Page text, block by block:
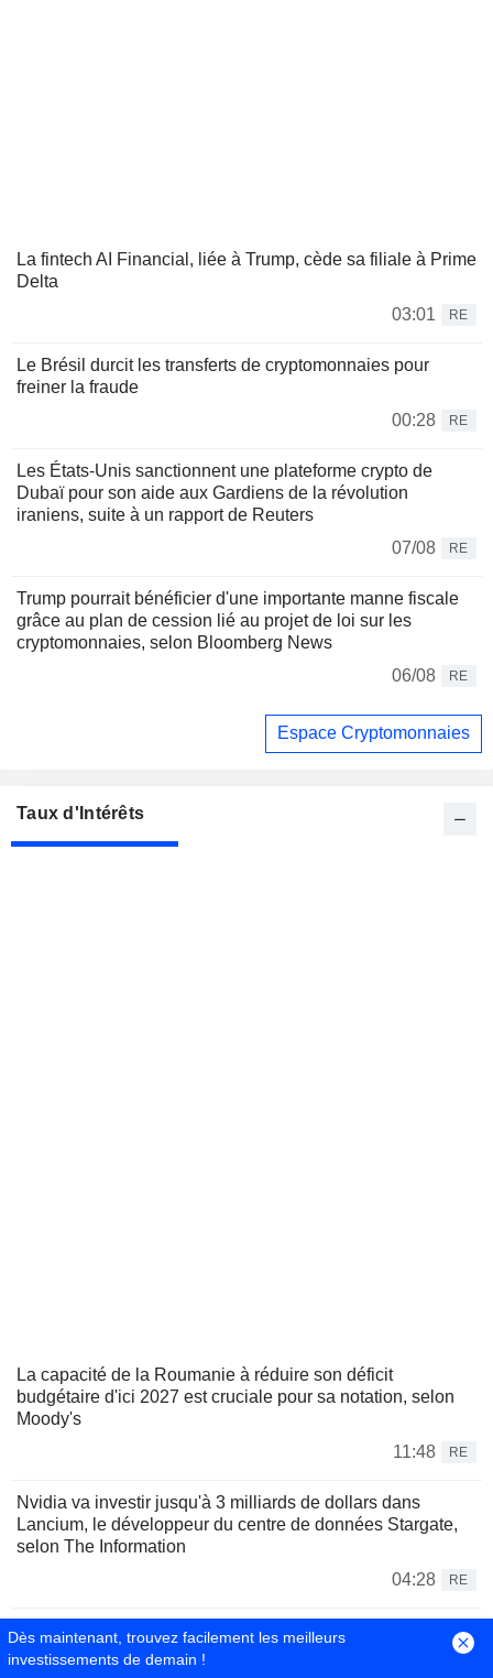
La fintech AI Financial, liée à Trump, cède sa filiale à Prime
Delta
03:01
RE
Le Brésil durcit les transferts de cryptomonnaies pour
freiner la fraude
00:28
RE
Les États-Unis sanctionnent une plateforme crypto de
Dubaï pour son aide aux Gardiens de la révolution
iraniens, suite à un rapport de Reuters
07/08
RE
Trump pourrait bénéficier d'une importante manne fiscale
grâce au plan de cession lié au projet de loi sur les
cryptomonnaies, selon Bloomberg News
06/08
RE
Espace Cryptomonnaies
Taux d'Intérêts
La capacité de la Roumanie à réduire son déficit
budgétaire d'ici 2027 est cruciale pour sa notation, selon
Moody's
11:48
RE
Nvidia va investir jusqu'à 3 milliards de dollars dans
Lancium, le développeur du centre de données Stargate,
selon The Information
04:28
RE
Nvidia s'apprête à investir jusqu'à 3 milliards de dollars
dans Lancium, selon The Information
Dès maintenant, trouvez facilement les meilleurs
investissements de demain !